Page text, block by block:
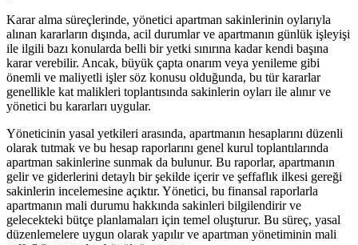
Karar alma süreçlerinde, yönetici apartman sakinlerinin oylarıyla
alınan kararların dışında, acil durumlar ve apartmanın günlük işleyişi
ile ilgili bazı konularda belli bir yetki sınırına kadar kendi başına
karar verebilir. Ancak, büyük çapta onarım veya yenileme gibi
önemli ve maliyetli işler söz konusu olduğunda, bu tür kararlar
genellikle kat malikleri toplantısında sakinlerin oyları ile alınır ve
yönetici bu kararları uygular.
Yöneticinin yasal yetkileri arasında, apartmanın hesaplarını düzenli
olarak tutmak ve bu hesap raporlarını genel kurul toplantılarında
apartman sakinlerine sunmak da bulunur. Bu raporlar, apartmanın
gelir ve giderlerini detaylı bir şekilde içerir ve şeffaflık ilkesi gereği
sakinlerin incelemesine açıktır. Yönetici, bu finansal raporlarla
apartmanın mali durumu hakkında sakinleri bilgilendirir ve
gelecekteki bütçe planlamaları için temel oluşturur. Bu süreç, yasal
düzenlemelere uygun olarak yapılır ve apartman yönetiminin mali